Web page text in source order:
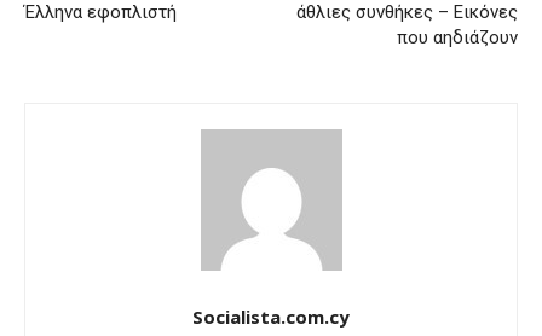
Έλληνα εφοπλιστή
άθλιες συνθήκες – Εικόνες
που αηδιάζουν
Socialista.com.cy